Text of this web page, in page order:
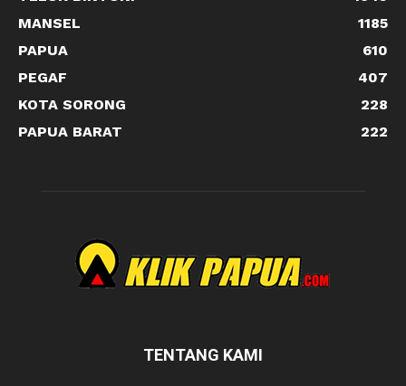
MANSEL
1185
PAPUA
610
PEGAF
407
KOTA SORONG
228
PAPUA BARAT
222
TENTANG KAMI